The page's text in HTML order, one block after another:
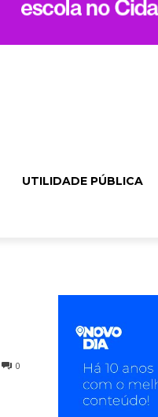
UTILIDADE PÚBLICA
0